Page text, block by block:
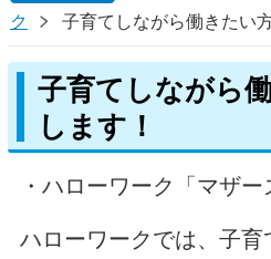
ク
子育てしながら働きたい
子育てしながら
します！
・ハローワーク「マザー
ハローワークでは、子育